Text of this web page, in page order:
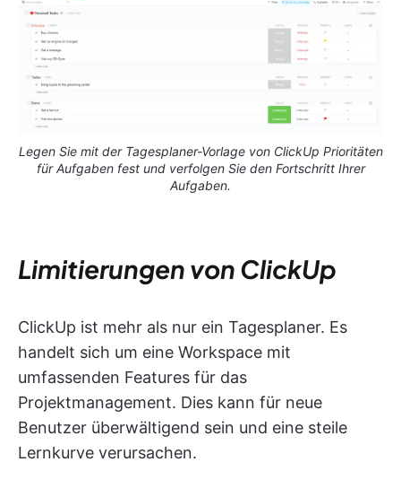
Legen Sie mit der Tagesplaner-Vorlage von ClickUp Prioritäten
für Aufgaben fest und verfolgen Sie den Fortschritt Ihrer
Aufgaben.
Limitierungen von ClickUp
ClickUp ist mehr als nur ein Tagesplaner. Es
handelt sich um eine Workspace mit
umfassenden Features für das
Projektmanagement. Dies kann für neue
Benutzer überwältigend sein und eine steile
Lernkurve verursachen.